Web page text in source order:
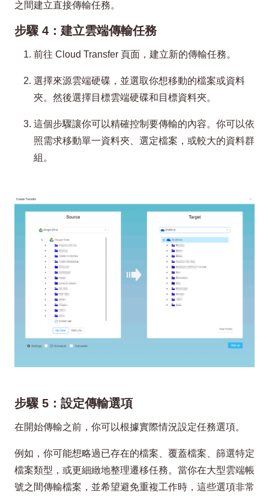
之間建立直接傳輸任務。
步驟 4：建立雲端傳輸任務
前往 Cloud Transfer 頁面，建立新的傳輸任務。
選擇來源雲端硬碟，並選取你想移動的檔案或資料
夾。然後選擇目標雲端硬碟和目標資料夾。
這個步驟讓你可以精確控制要傳輸的內容。你可以依
照需求移動單一資料夾、選定檔案，或較大的資料群
組。
步驟 5：設定傳輸選項
在開始傳輸之前，你可以根據實際情況設定任務選項。
例如，你可能想略過已存在的檔案、覆蓋檔案、篩選特定
檔案類型，或更細緻地整理遷移任務。當你在大型雲端帳
號之間傳輸檔案，並希望避免重複工作時，這些選項非常